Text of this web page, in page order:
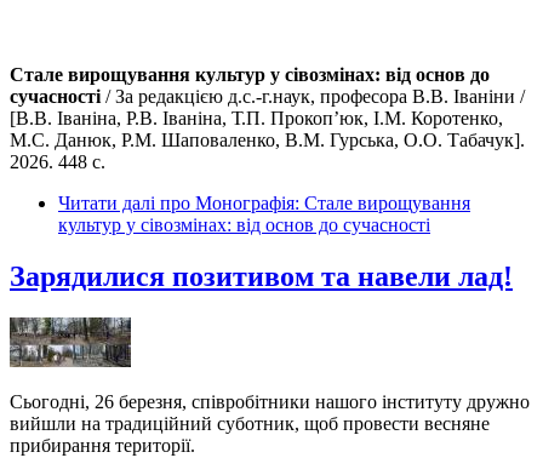
Стале вирощування культур у сівозмінах: від основ до
сучасності / За редакцією д.с.-г.наук, професора В.В. Іваніни /
[В.В. Іваніна, Р.В. Іваніна, Т.П. Прокоп’юк, І.М. Коротенко,
М.С. Данюк, Р.М. Шаповаленко, В.М. Гурська, О.О. Табачук].
2026. 448 с.
Читати далі про Монографія: Стале вирощування
культур у сівозмінах: від основ до сучасності
Зарядилися позитивом та навели лад!
Сьогодні, 26 березня, співробітники нашого інституту дружно
вийшли на традиційний суботник, щоб провести весняне
прибирання території.